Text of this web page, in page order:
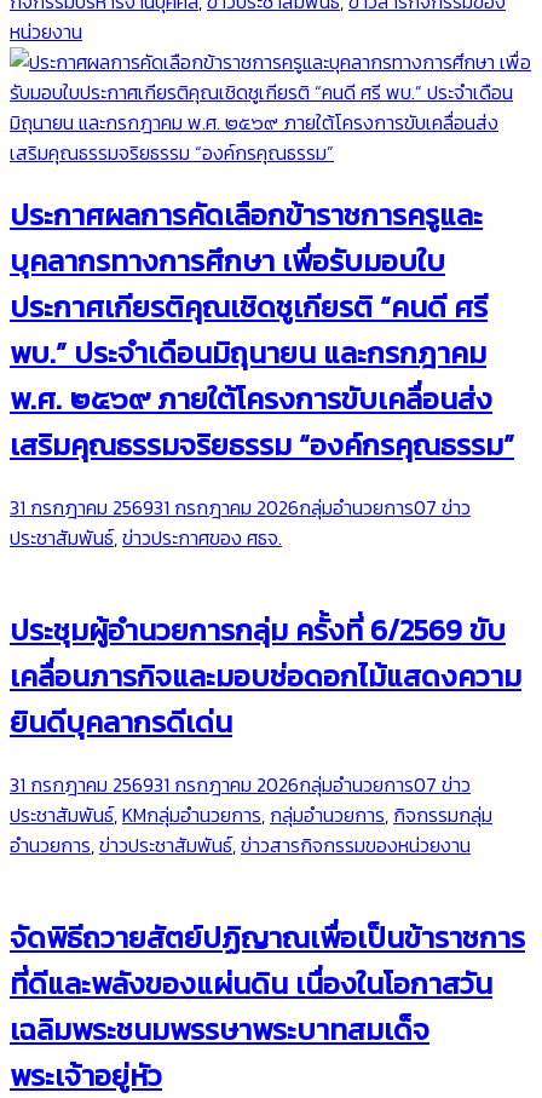
หน่วยงาน
ประกาศผลการคัดเลือกข้าราชการครูและ
บุคลากรทางการศึกษา เพื่อรับมอบใบ
ประกาศเกียรติคุณเชิดชูเกียรติ “คนดี ศรี
พบ.” ประจำเดือนมิถุนายน และกรกฎาคม
พ.ศ. ๒๕๖๙ ภายใต้โครงการขับเคลื่อนส่ง
เสริมคุณธรรมจริยธรรม “องค์กรคุณธรรม”
31 กรกฎาคม 256931 กรกฎาคม 2026กลุ่มอำนวยการ07 ข่าว
ประชาสัมพันธ์,ข่าวประกาศของ ศธจ.
ประชุมผู้อำนวยการกลุ่ม ครั้งที่ 6/2569 ขับ
เคลื่อนภารกิจและมอบช่อดอกไม้แสดงความ
ยินดีบุคลากรดีเด่น
31 กรกฎาคม 256931 กรกฎาคม 2026กลุ่มอำนวยการ07 ข่าว
ประชาสัมพันธ์,KMกลุ่มอำนวยการ, กลุ่มอำนวยการ, กิจกรรมกลุ่ม
อำนวยการ,ข่าวประชาสัมพันธ์,ข่าวสารกิจกรรมของหน่วยงาน
จัดพิธีถวายสัตย์ปฏิญาณเพื่อเป็นข้าราชการ
ที่ดีและพลังของแผ่นดิน เนื่องในโอกาสวัน
เฉลิมพระชนมพรรษาพระบาทสมเด็จ
พระเจ้าอยู่หัว